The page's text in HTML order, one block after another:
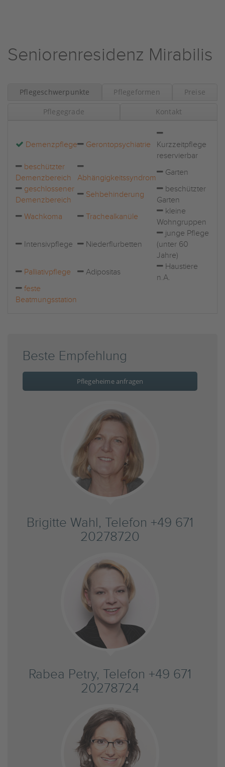
Seniorenresidenz Mirabilis
Pflegeschwerpunkte Pflegeformen Preise
Pflegegrade Kontakt
Demenzpflege Gerontopsychiatrie
Kurzzeitpflege
reservierbar
beschützter
Demenzbereich
Abhängigkeitssyndrom
Garten
geschlossener
Demenzbereich
Sehbehinderung
beschützter
Garten
Wachkoma
Trachealkanüle
kleine
Wohngruppen
Intensivpflege Niederflurbetten
junge Pflege
(unter 60
Jahre)
Palliativpflege
Adipositas
Haustiere
n.A.
feste
Beatmungsstation
Beste Empfehlung
Pflegeheime anfragen
Brigitte Wahl, Telefon +49 671
20278720
Rabea Petry, Telefon +49 671
20278724